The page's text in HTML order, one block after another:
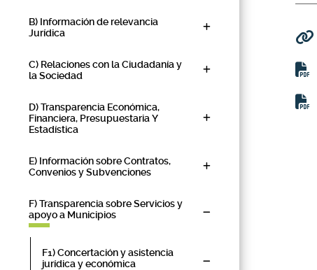
B) Información de relevancia
Jurídica
C) Relaciones con la Ciudadanía y
la Sociedad
D) Transparencia Económica,
Financiera, Presupuestaria Y
Estadística
E) Información sobre Contratos,
Convenios y Subvenciones
F) Transparencia sobre Servicios y
apoyo a Municipios
F1) Concertación y asistencia
jurídica y económica